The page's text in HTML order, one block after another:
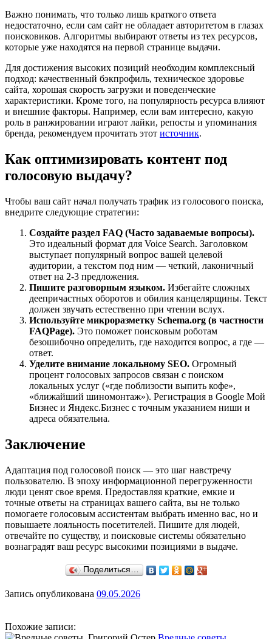
Важно понимать, что только лишь краткого ответа
недостаточно, если сам сайт не обладает авторитетом в глазах
поисковиков. Алгоритмы выбирают ответы из тех ресурсов,
которые уже находятся на первой странице выдачи.
Для достижения высоких позиций необходим комплексный
подход: качественный бэкпрофиль, техническое здоровье
сайта, хорошая скорость загрузки и поведенческие
характеристики. Кроме того, на популярность ресурса влияют
и внешние факторы. Например, если вам интересно, какую
роль в ранжировании играют лайки, репосты и упоминания
бренда, рекомендуем прочитать этот источник.
Как оптимизировать контент под
голосовую выдачу?
Чтобы ваш сайт начал получать трафик из голосового поиска,
внедрите следующие стратегии:
Создайте раздел FAQ (Часто задаваемые вопросы).
Это идеальный формат для Voice Search. Заголовком
выступает популярный вопрос вашей целевой
аудитории, а текстом под ним — четкий, лаконичный
ответ на 2-3 предложения.
Пишите разговорным языком. Избегайте сложных
деепричастных оборотов и обилия канцелярщины. Текст
должен звучать естественно при чтении вслух.
Используйте микроразметку Schema.org (в частности
FAQPage). Это поможет поисковым роботам
безошибочно определить, где находится вопрос, а где —
ответ.
Уделите внимание локальному SEO. Огромный
процент голосовых запросов связан с поиском
локальных услуг («где поблизости выпить кофе»,
«ближайший шиномонтаж»). Регистрация в Google Мой
Бизнес и Яндекс.Бизнес с точным указанием ниши и
адреса обязательна.
Заключение
Адаптация под голосовой поиск — это шаг навстречу
пользователю. В эпоху информационной перегруженности
люди ценят свое время. Предоставляя краткие, емкие и
точные ответы на страницах вашего сайта, вы не только
помогаете голосовым ассистентам выбрать именно вас, но и
повышаете лояльность посетителей. Пишите для людей,
отвечайте по существу, и поисковые системы обязательно
вознаградят ваш ресурс высокими позициями в выдаче.
Поделиться…
Запись опубликована 09.05.2026
Похожие записи: